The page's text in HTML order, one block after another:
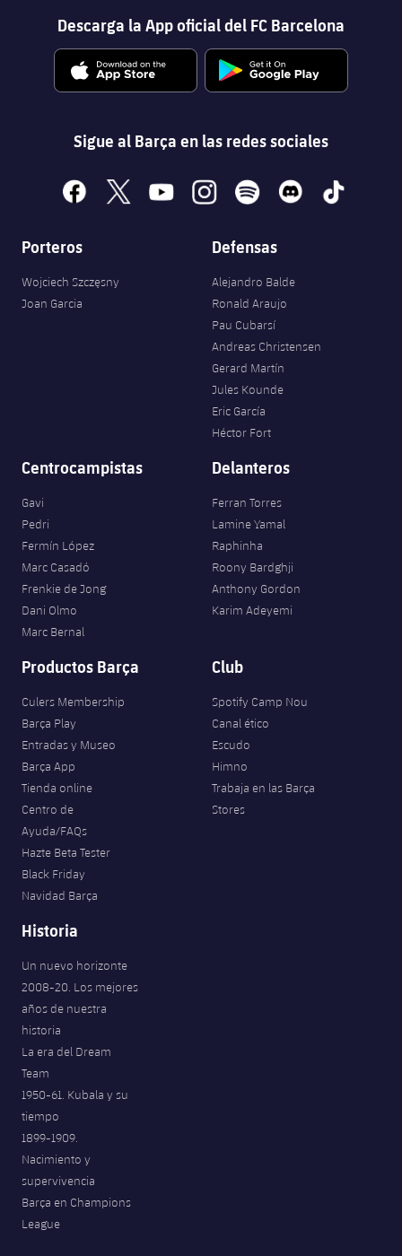
Descarga la App oficial del FC Barcelona
Sigue al Barça en las redes sociales
facebook
x youtubeinstagramspotify discord tiktok
Porteros
Wojciech Szczęsny
Joan Garcia
Defensas
Alejandro Balde
Ronald Araujo
Pau Cubarsí
Andreas Christensen
Gerard Martín
Jules Kounde
Eric García
Héctor Fort
Centrocampistas
Gavi
Pedri
Fermín López
Marc Casadó
Frenkie de Jong
Dani Olmo
Marc Bernal
Delanteros
Ferran Torres
Lamine Yamal
Raphinha
Roony Bardghji
Anthony Gordon
Karim Adeyemi
Productos Barça
Culers Membership
Barça Play
Entradas y Museo
Barça App
Tienda online
Centro de
Ayuda/FAQs
Hazte Beta Tester
Black Friday
Navidad Barça
Club
Spotify Camp Nou
Canal ético
Escudo
Himno
Trabaja en las Barça
Stores
Historia
Un nuevo horizonte
2008-20. Los mejores
años de nuestra
historia
La era del Dream
Team
1950-61. Kubala y su
tiempo
1899-1909.
Nacimiento y
supervivencia
Barça en Champions
League